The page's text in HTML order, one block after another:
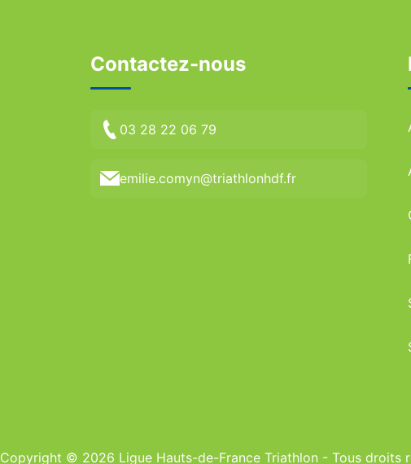
Contactez-nous
03 28 22 06 79
emilie.comyn@triathlonhdf.fr
Copyright © 2026 Ligue Hauts-de-France Triathlon - Tous droits